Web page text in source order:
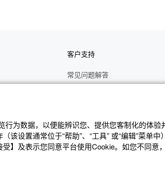
客户支持
常见问题解答
维修
修理状态查询
⾏为数据，以便能辨识您、提供您客制化的体
该设置通常位于“帮助”、“⼯具” 或“编辑”菜单
】及表示您同意平台使用Cookie。如您不同意